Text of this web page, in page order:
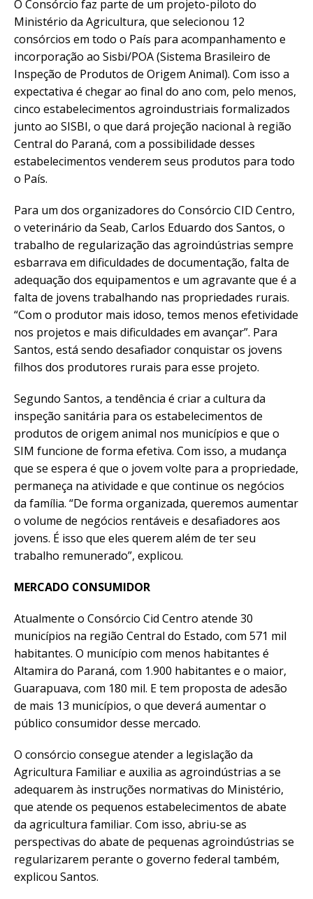
O Consórcio faz parte de um projeto-piloto do
Ministério da Agricultura, que selecionou 12
consórcios em todo o País para acompanhamento e
incorporação ao Sisbi/POA(Sistema Brasileiro de
Inspeção de Produtos de Origem Animal). Com isso a
expectativa é chegar ao final do ano com, pelo menos,
cinco estabelecimentos agroindustriais formalizados
junto ao SISBI, o que dará projeção nacional à região
Central do Paraná, com a possibilidade desses
estabelecimentos venderem seus produtos para todo
o País.
Para um dos organizadores do Consórcio CID Centro,
o veterinário da Seab, Carlos Eduardo dos Santos, o
trabalho de regularização das agroindústrias sempre
esbarrava em dificuldades de documentação, falta de
adequação dos equipamentos e um agravante que é a
falta de jovens trabalhando nas propriedades rurais.
“Com o produtor mais idoso, temos menos efetividade
nos projetos e mais dificuldades em avançar”. Para
Santos, está sendo desafiador conquistar os jovens
filhos dos produtores rurais para esse projeto.
Segundo Santos, a tendência é criar a cultura da
inspeção sanitária para os estabelecimentos de
produtos de origem animal nos municípios e que o
SIM funcione de forma efetiva. Com isso, a mudança
que se espera é que o jovem volte para a propriedade,
permaneça na atividade e que continue os negócios
da família. “De forma organizada, queremos aumentar
o volume de negócios rentáveis e desafiadores aos
jovens. É isso que eles querem além de ter seu
trabalho remunerado”, explicou.
MERCADO CONSUMIDOR
Atualmente o Consórcio Cid Centro atende 30
municípios na região Central do Estado, com 571 mil
habitantes. O município com menos habitantes é
Altamira do Paraná, com 1.900 habitantes e o maior,
Guarapuava, com 180 mil. E tem proposta de adesão
de mais 13 municípios, o que deverá aumentar o
público consumidor desse mercado.
O consórcio consegue atender a legislação da
Agricultura Familiar e auxilia as agroindústrias a se
adequarem às instruções normativas do Ministério,
que atende os pequenos estabelecimentos de abate
da agricultura familiar. Com isso, abriu-se as
perspectivas do abate de pequenas agroindústrias se
regularizarem perante o governo federal também,
explicou Santos.